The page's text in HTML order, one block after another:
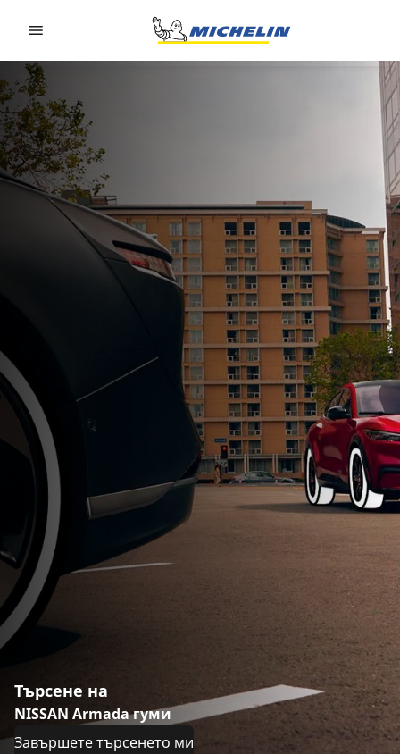
Търсене на
NISSAN Armada гуми
Завършете търсенето ми